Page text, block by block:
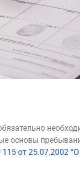
основы
от 25.07.2002 “О